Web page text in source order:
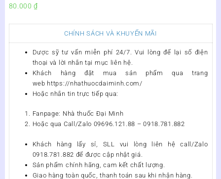
80.000₫
CHÍNH SÁCH VÀ KHUYẾN MÃI
Dược sỹ tư vấn miễn phí 24/7. Vui lòng để lại số điện
thoại và lời nhắn tại mục liên hệ.
Khách hàng đặt mua sản phẩm qua trang
web https://nhathuocdaiminh.com/
Hoặc nhắn tin trực tiếp qua:
Fanpage: Nhà thuốc Đại Minh
Hoặc qua Call/Zalo 09696.121.88 – 0918.781.882
Khách hàng lấy sỉ, SLL vui lòng liên hệ call/Zalo
0918.781.882 để được cập nhật giá.
Sản phẩm chính hãng, cam kết chất lượng.
Giao hàng toàn quốc, thanh toán sau khi nhận hàng.